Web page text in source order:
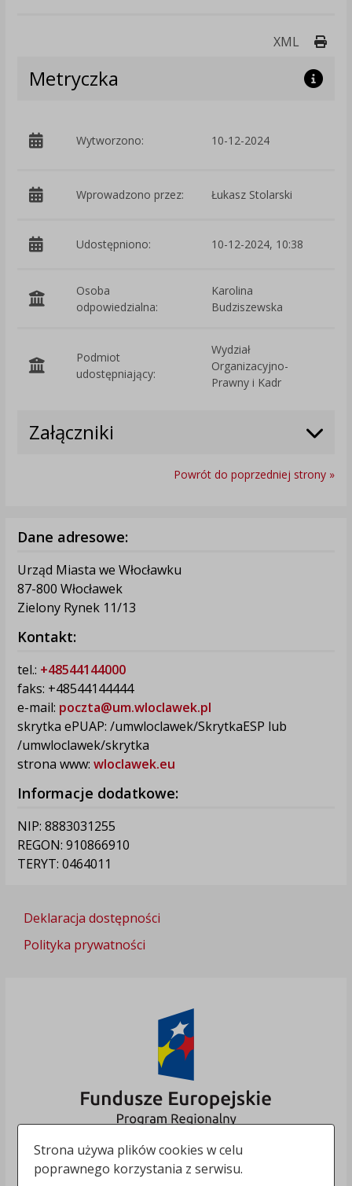
XML
Metryczka
Wytworzono: 10-12-2024
Wprowadzono przez: Łukasz Stolarski
Udostępniono: 10-12-2024, 10:38
Osoba
odpowiedzialna:
Karolina
Budziszewska
Podmiot
udostępniający:
Wydział
Organizacyjno-
Prawny i Kadr
Załączniki
Powrót do poprzedniej strony »
Dane adresowe:
Urząd Miasta we Włocławku
87-800 Włocławek
Zielony Rynek 11/13
Kontakt:
tel.: +48544144000
faks: +48544144444
e-mail: poczta@um.wloclawek.pl
skrytka ePUAP: /umwloclawek/SkrytkaESP lub
/umwloclawek/skrytka
strona www: wloclawek.eu
Informacje dodatkowe:
NIP: 8883031255
REGON: 910866910
TERYT: 0464011
Deklaracja dostępności
Polityka prywatności
Strona używa plików cookies w celu
poprawnego korzystania z serwisu.